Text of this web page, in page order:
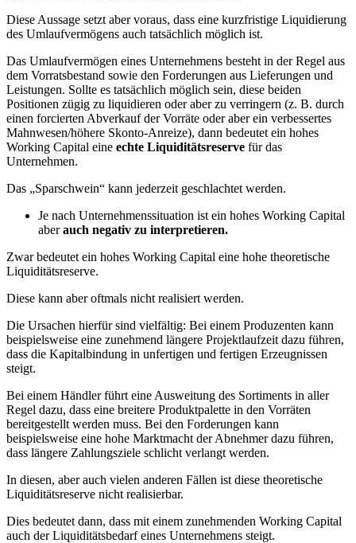
Diese Aussage setzt aber voraus, dass eine kurzfristige Liquidierung
des Umlaufvermögens auch tatsächlich möglich ist.
Das Umlaufvermögen eines Unternehmens besteht in der Regel aus
dem Vorratsbestand sowie den Forderungen aus Lieferungen und
Leistungen. Sollte es tatsächlich möglich sein, diese beiden
Positionen zügig zu liquidieren oder aber zu verringern (z. B. durch
einen forcierten Abverkauf der Vorräte oder aber ein verbessertes
Mahnwesen/höhere Skonto-Anreize), dann bedeutet ein hohes
Working Capital eine echte Liquiditätsreserve für das
Unternehmen.
Das „Sparschwein“ kann jederzeit geschlachtet werden.
Je nach Unternehmenssituation ist ein hohes Working Capital
aberauch negativ zu interpretieren.
Zwar bedeutet ein hohes Working Capital eine hohe theoretische
Liquiditätsreserve.
Diese kann aber oftmals nicht realisiert werden.
Die Ursachen hierfür sind vielfältig: Bei einem Produzenten kann
beispielsweise eine zunehmend längere Projektlaufzeit dazu führen,
dass die Kapitalbindung in unfertigen und fertigen Erzeugnissen
steigt.
Bei einem Händler führt eine Ausweitung des Sortiments in aller
Regel dazu, dass eine breitere Produktpalette in den Vorräten
bereitgestellt werden muss. Bei den Forderungen kann
beispielsweise eine hohe Marktmacht der Abnehmer dazu führen,
dass längere Zahlungsziele schlicht verlangt werden.
In diesen, aber auch vielen anderen Fällen ist diese theoretische
Liquiditätsreserve nicht realisierbar.
Dies bedeutet dann, dass mit einem zunehmenden Working Capital
auch der Liquiditätsbedarf eines Unternehmens steigt.